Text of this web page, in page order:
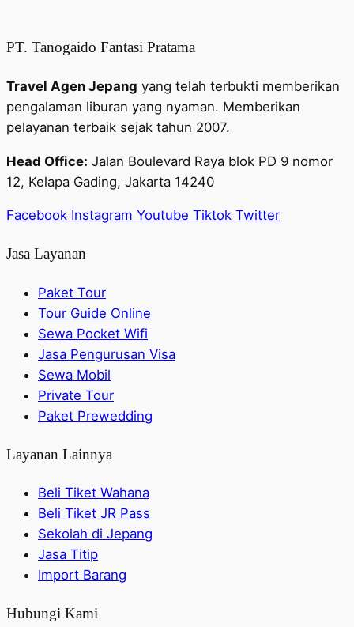
PT. Tanogaido Fantasi Pratama
Travel Agen Jepang yang telah terbukti memberikan
pengalaman liburan yang nyaman. Memberikan
pelayanan terbaik sejak tahun 2007.
Head Office: Jalan Boulevard Raya blok PD 9 nomor
12, Kelapa Gading, Jakarta 14240
Facebook Instagram Youtube Tiktok Twitter
Jasa Layanan
Paket Tour
Tour Guide Online
Sewa Pocket Wifi
Jasa Pengurusan Visa
Sewa Mobil
Private Tour
Paket Prewedding
Layanan Lainnya
Beli Tiket Wahana
Beli Tiket JR Pass
Sekolah di Jepang
Jasa Titip
Import Barang
Hubungi Kami